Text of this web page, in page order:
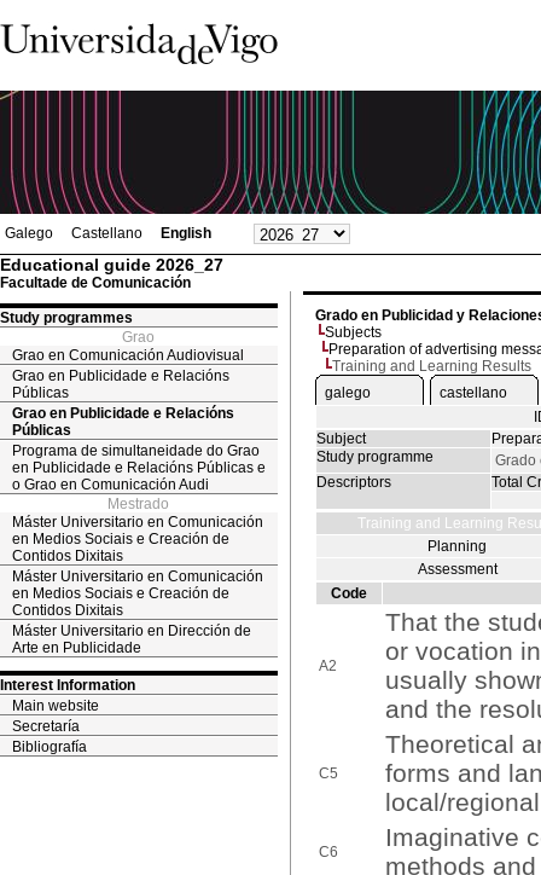
Galego Castellano English
Educational guide 2026_27
Facultade de Comunicación
Study programmes
Grao
Grao en Comunicación Audiovisual
Grao en Publicidade e Relacións
Públicas
Grao en Publicidade e Relacións
Públicas
Programa de simultaneidade do Grao
en Publicidade e Relacións Públicas e
o Grao en Comunicación Audi
Mestrado
Máster Universitario en Comunicación
en Medios Sociais e Creación de
Contidos Dixitais
Máster Universitario en Comunicación
en Medios Sociais e Creación de
Contidos Dixitais
Máster Universitario en Dirección de
Arte en Publicidade
Interest Information
Main website
Secretaría
Bibliografía
Grado en Publicidad y
Subjects
Preparation of advertising
Training and Learning Results
galego
castellano
Subject
Study programme
Grado
Descriptors
Total
Training and Learning
Planning
Assessment
Code
A2
That the
or vocation
usually
and the
C5
Theoretical
forms and
local/
C6
Imaginative
methods